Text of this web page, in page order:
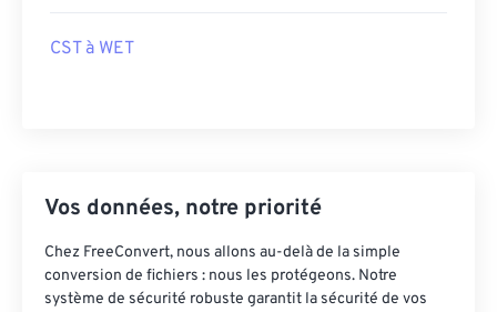
CST à WET
Vos données, notre priorité
Chez FreeConvert, nous allons au-delà de la simple
conversion de fichiers : nous les protégeons. Notre
système de sécurité robuste garantit la sécurité de vos